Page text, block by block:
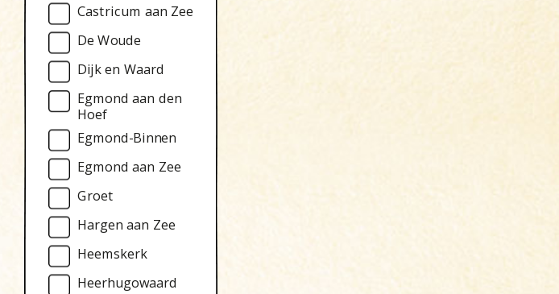
Castricum aan Zee
De Woude
Dijk en Waard
Egmond aan den
Hoef
Egmond-Binnen
Egmond aan Zee
Groet
Hargen aan Zee
Heemskerk
Heerhugowaard